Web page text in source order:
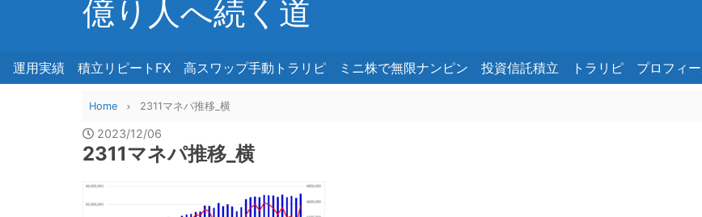
億り人へ続く道
運用実績 積立リピートFX 高スワップ手動トラリピ ミニ株で無限ナンピン 投資信託積立 トラリピ プロフィ
Home 2311マネパ推移_横
2023/12/06
2311マネパ推移_横